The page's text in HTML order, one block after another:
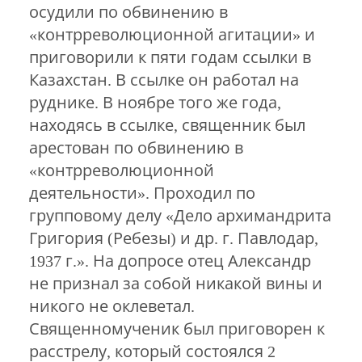
осудили по обвинению в
«контрреволюционной агитации» и
приговорили к пяти годам ссылки в
Казахстан. В ссылке он работал на
руднике. В ноябре того же года,
находясь в ссылке, священник был
арестован по обвинению в
«контрреволюционной
деятельности». Проходил по
групповому делу «Дело архимандрита
Григория (Ребезы) и др. г. Павлодар,
1937 г.». На допросе отец Александр
не признал за собой никакой вины и
никого не оклеветал.
Священномученик был приговорен к
расстрелу, который состоялся 2